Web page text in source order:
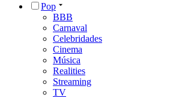
Pop
BBB
Carnaval
Celebridades
Cinema
Música
Realities
Streaming
TV